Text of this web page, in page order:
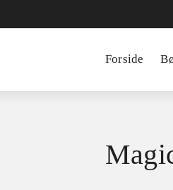
Forside